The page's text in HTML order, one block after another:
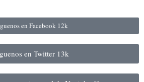
en Facebook 12k
en Twitter 13k